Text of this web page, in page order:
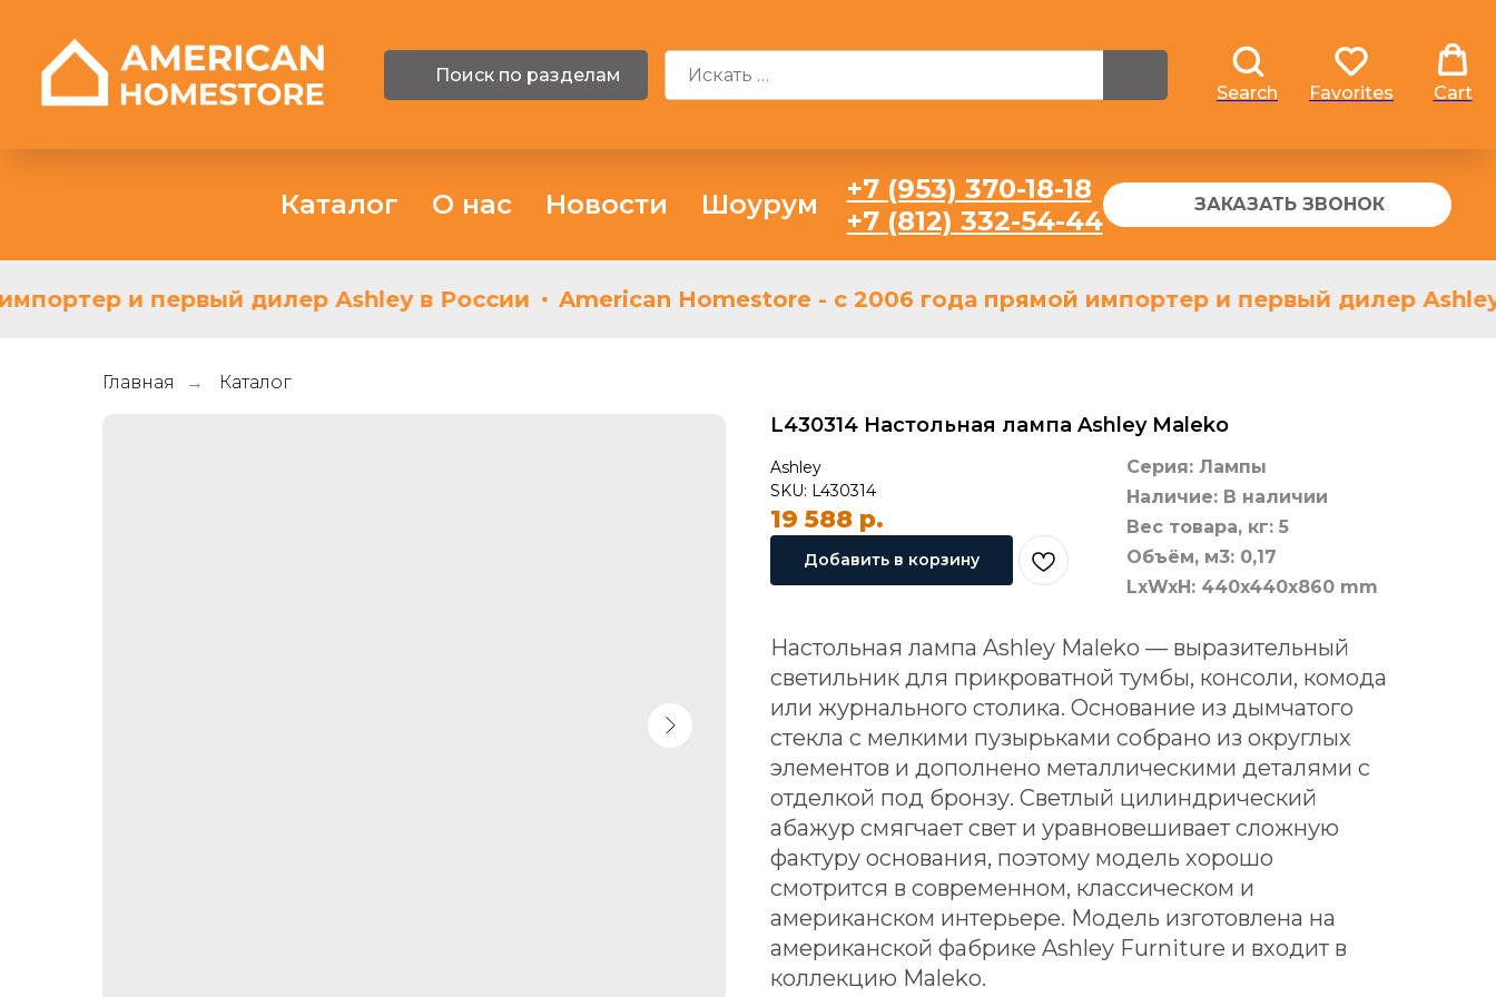
Поиск по разделам
Search
Favorites Cart
Каталог О нас Новости Шоурум
+7 (953) 370-18-18
+7 (812) 332-54-44
ЗАКАЗАТЬ ЗВОНОК
и первый дилер Ashley в России American Homestore - с 2006 года прямой импортер и первый дилер Ashley
Главная → Каталог
L430314 Настольная лампа Ashley Maleko
Ashley
SKU: L430314
19 588 р.
Добавить в корзину
Серия: Лампы
Наличие: В наличии
Вес товара, кг: 5
Объём, м3: 0,17
LxWxH: 440x440x860 mm
Настольная лампа Ashley Maleko — выразительный
светильник для прикроватной тумбы, консоли, комода
или журнального столика. Основание из дымчатого
стекла с мелкими пузырьками собрано из округлых
элементов и дополнено металлическими деталями с
отделкой под бронзу. Светлый цилиндрический
абажур смягчает свет и уравновешивает сложную
фактуру основания, поэтому модель хорошо
смотрится в современном, классическом и
американском интерьере. Модель изготовлена на
американской фабрике Ashley Furniture и входит в
коллекцию Maleko.